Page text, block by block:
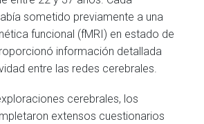
sometido previamente a una
funcional (fMRI) en estado de
información detallada
entre las redes cerebrales.
cerebrales, los
extensos cuestionarios